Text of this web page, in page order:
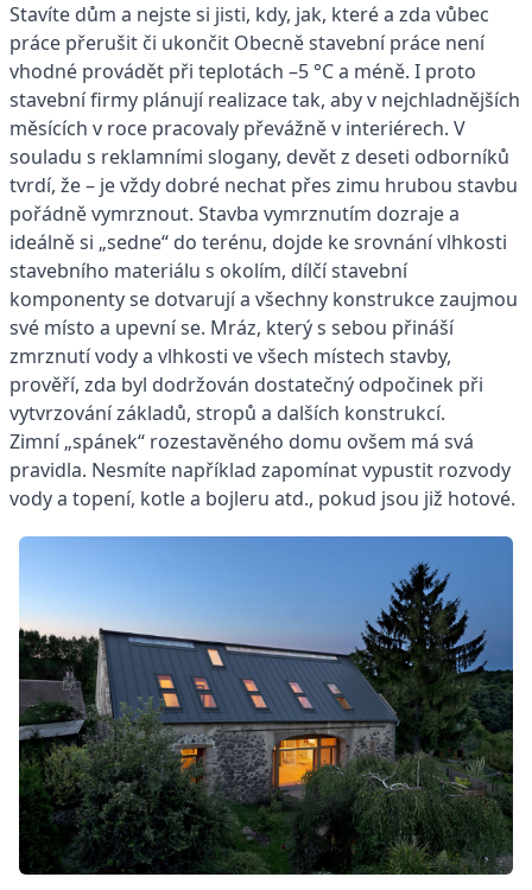
Stavíte dům a nejste si jisti, kdy, jak, které a zda vůbec
práce přerušit či ukončit Obecně stavební práce není
vhodné provádět při teplotách –5 °C a méně. I proto
stavební firmy plánují realizace tak, aby v nejchladnějších
měsících v roce pracovaly převážně v interiérech. V
souladu s reklamními slogany, devět z deseti odborníků
tvrdí, že – je vždy dobré nechat přes zimu hrubou stavbu
pořádně vymrznout. Stavba vymrznutím dozraje a
ideálně si „sedne“ do terénu, dojde ke srovnání vlhkosti
stavebního materiálu s okolím, dílčí stavební
komponenty se dotvarují a všechny konstrukce zaujmou
své místo a upevní se. Mráz, který s sebou přináší
zmrznutí vody a vlhkosti ve všech místech stavby,
prověří, zda byl dodržován dostatečný odpočinek při
vytvrzování základů, stropů a dalších konstrukcí.
Zimní „spánek“ rozestavěného domu ovšem má svá
pravidla. Nesmíte například zapomínat vypustit rozvody
vody a topení, kotle a bojleru atd., pokud jsou již hotové.